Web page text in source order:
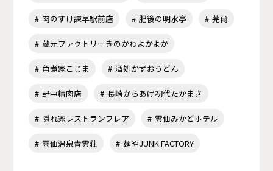
肉のすけ諫早駅前店 肥後の明水亭 莞爾
蔵元ファクトリーきのかわよかよか
角煮家こじま 酒処かずおうどん
野中精肉店 長崎からあげ初代たかまさ
隠れ家レストランフレア 雲仙みかどホテル
雲仙温泉青雲荘 麺やJUNK FACTORY